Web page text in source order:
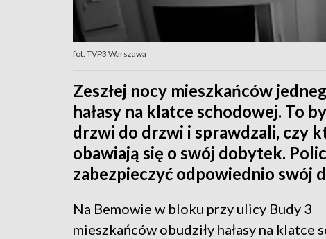
fot. TVP3 Warszawa
Zeszłej nocy mieszkańców
hałasy na klatce schodowej. To
drzwi do drzwi i sprawdzali, czy
obawiają się o swój dobytek.
zabezpieczyć odpowiednio swój
Na Bemowie w bloku przy ulicy Budy 3
mieszkańców obudziły hałasy na klatce